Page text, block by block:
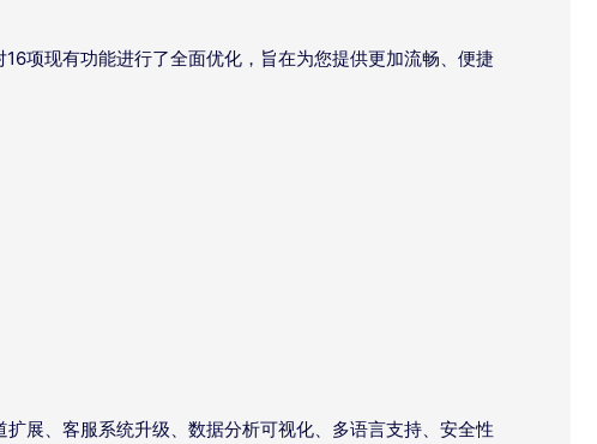
项现有功能进行了全面优化，旨在为您提供更加流畅、便捷
展、客服系统升级、数据分析可视化、多语言支持、安全性